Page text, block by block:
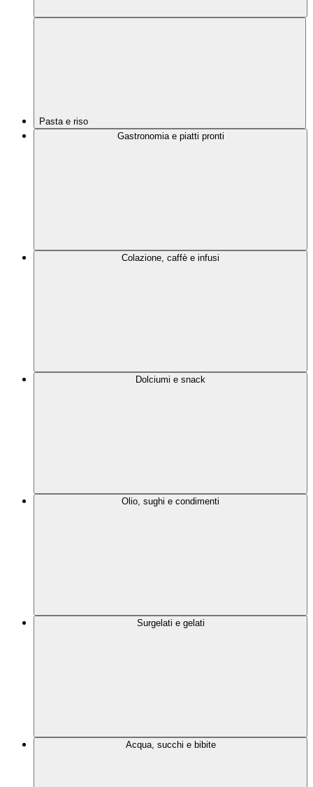
Pasta e riso
Gastronomia e piatti pronti
Colazione, caffè e infusi
Dolciumi e snack
Olio, sughi e condimenti
Surgelati e gelati
Acqua, succhi e bibite